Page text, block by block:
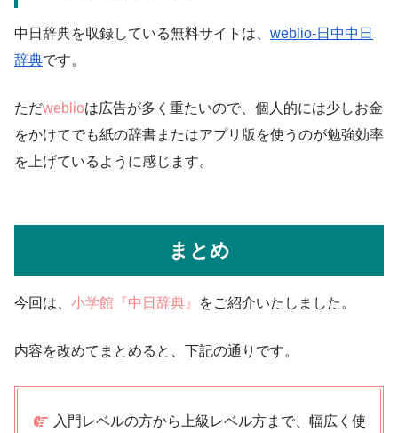
中日辞典を収録している無料サイトは、 weblio-日中中日
辞典です。
ただweblioは広告が多く重たいので、個人的には少しお金
をかけてでも紙の辞書またはアプリ版を使うのが勉強効率
を上げているように感じます。
まとめ
今回は、 小学館『中日辞典』 をご紹介いたしました。
内容を改めてまとめると、下記の通りです。
入門レベルの方から上級レベル方まで、幅広く使